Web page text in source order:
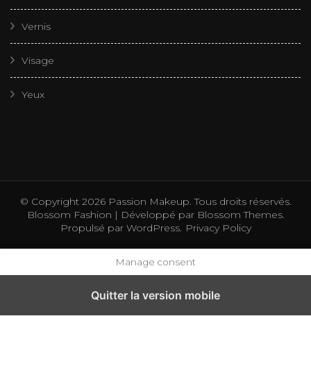
Vernis
Visage
Yeux
© Copyright 2026 Passion Makeup. Tous droits réservés.
Blossom Fashion | Développé parBlossom Themes.
Propulsé par WordPress. Privacy Policy
Manage consent
Quitter la version mobile